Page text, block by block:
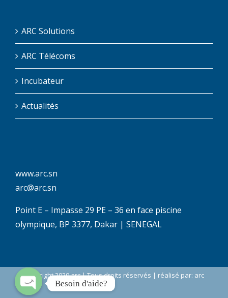
ARC Solutions
ARC Télécoms
Incubateur
Actualités
www.arc.sn
arc@arc.sn
Point E – Impasse 29 PE – 36 en face piscine
olympique, BP 3377, Dakar | SENEGAL
Copyright 2020 arc | Tous droits réservés | réalisé par: arc
Besoin d'aide?